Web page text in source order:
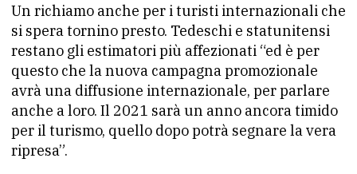
Un richiamo anche per i turisti internazionali che
si spera tornino presto. Tedeschi e statunitensi
restano gli estimatori più affezionati “ed è per
questo che la nuova campagna promozionale
avrà una diffusione internazionale, per parlare
anche a loro. Il 2021 sarà un anno ancora timido
per il turismo, quello dopo potrà segnare la vera
ripresa”.